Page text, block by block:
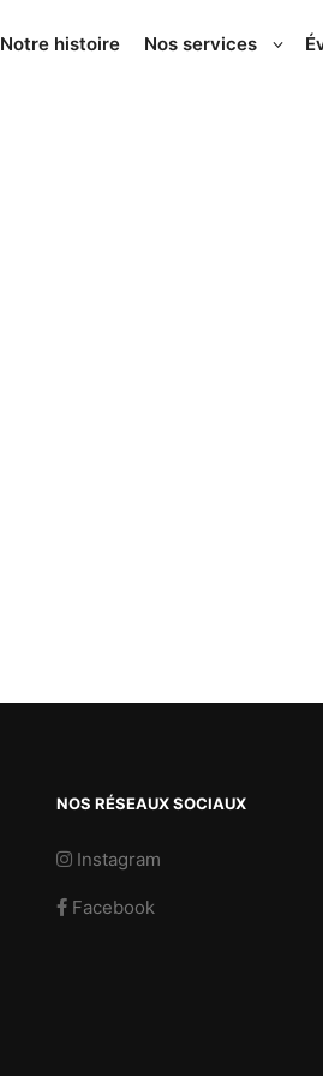
Notre histoire Nos services
NOS RÉSEAUX SOCIAUX
Instagram
Facebook